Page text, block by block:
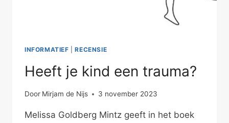
INFORMATIEF |RECENSIE
Heeft je kind een trauma?
Door Mirjam de Nijs 3 november 2023
Melissa Goldberg Mintz geeft in het boek